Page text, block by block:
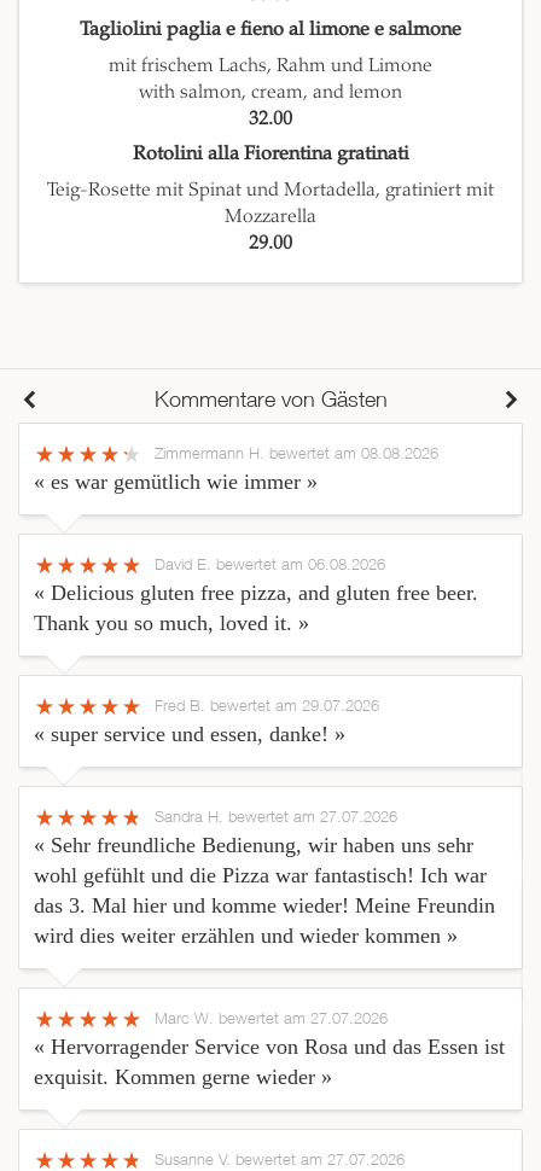
Tagliolini paglia e fieno al limone e salmone
mit frischem Lachs, Rahm und Limone
with salmon, cream, and lemon
32.00
Rotolini alla Fiorentina gratinati
Teig-Rosette mit Spinat und Mortadella, gratiniert mit
Mozzarella
29.00
Kommentare von Gästen
Zimmermann H. bewertet am 08.08.2026
« es war gemütlich wie immer »
David E. bewertet am 06.08.2026
« Delicious gluten free pizza, and gluten free beer.
Thank you so much, loved it. »
Fred B. bewertet am 29.07.2026
« super service und essen, danke! »
Sandra H. bewertet am 27.07.2026
« Sehr freundliche Bedienung, wir haben uns sehr
wohl gefühlt und die Pizza war fantastisch! Ich war
das 3. Mal hier und komme wieder! Meine Freundin
wird dies weiter erzählen und wieder kommen »
Marc W. bewertet am 27.07.2026
« Hervorragender Service von Rosa und das Essen ist
exquisit. Kommen gerne wieder »
Susanne V. bewertet am 27.07.2026